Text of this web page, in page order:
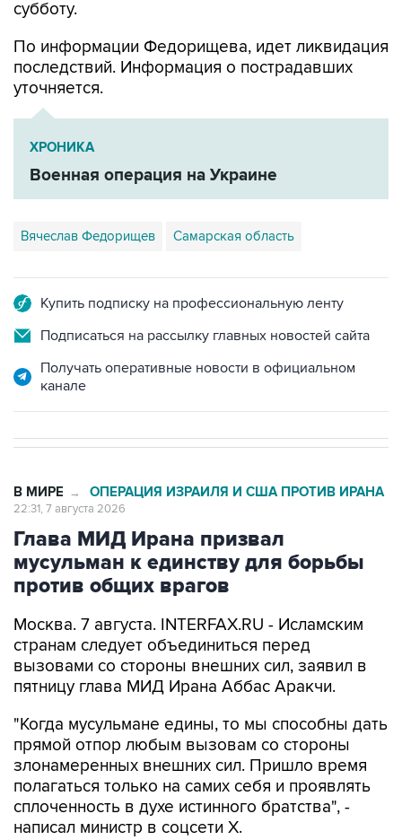
субботу.
По информации Федорищева, идет ликвидация
последствий. Информация о пострадавших
уточняется.
ХРОНИКА
Военная операция на Украине
Вячеслав Федорищев Самарская область
Купить подписку на профессиональную ленту
Подписаться на рассылку главных новостей сайта
Получать оперативные новости в официальном
канале
В МИРЕ → ОПЕРАЦИЯ ИЗРАИЛЯ И США ПРОТИВ ИРАНА
22:31, 7 августа 2026
Глава МИД Ирана призвал
мусульман к единству для борьбы
против общих врагов
Москва. 7 августа. INTERFAX.RU - Исламским
странам следует объединиться перед
вызовами со стороны внешних сил, заявил в
пятницу глава МИД Ирана Аббас Аракчи.
"Когда мусульмане едины, то мы способны дать
прямой отпор любым вызовам со стороны
злонамеренных внешних сил. Пришло время
полагаться только на самих себя и проявлять
сплоченность в духе истинного братства", -
написал министр в соцсети Х.